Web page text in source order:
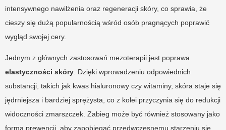
intensywnego nawilżenia oraz regeneracji skóry, co sprawia, że
cieszy się dużą popularnością wśród osób pragnących poprawić
wygląd swojej cery.
Jednym z głównych zastosowań mezoterapii jest poprawa
elastyczności skóry . Dzięki wprowadzeniu odpowiednich
substancji, takich jak kwas hialuronowy czy witaminy, skóra staje się
jędrniejsza i bardziej sprężysta, co z kolei przyczynia się do redukcji
widoczności zmarszczek. Zabieg może być również stosowany jako
forma prewencji, aby zapobiegać przedwczesnemu starzeniu się